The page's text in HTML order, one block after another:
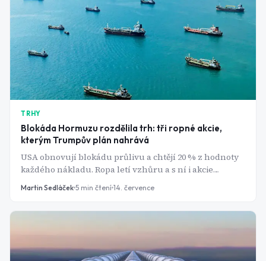
TRHY
Blokáda Hormuzu rozdělila trh: tři ropné akcie,
kterým Trumpův plán nahrává
USA obnovují blokádu průlivu a chtějí 20 % z hodnoty
každého nákladu. Ropa letí vzhůru a s ní i akcie
ExxonMobil, Chevronu a Occidentalu - komu naopak
Martin Sedláček 5 min čtení 14. července